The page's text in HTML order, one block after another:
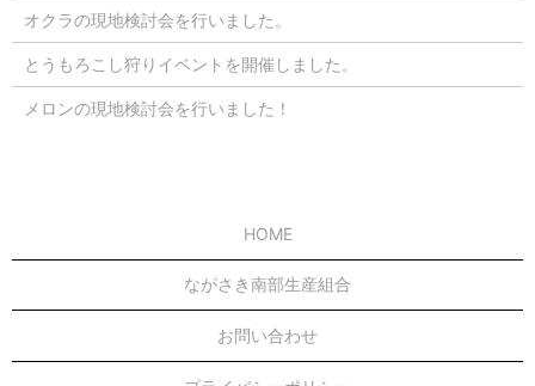
オクラの現地検討会を行いました。
とうもろこし狩りイベントを開催しました。
メロンの現地検討会を行いました！
HOME
ながさき南部生産組合
お問い合わせ